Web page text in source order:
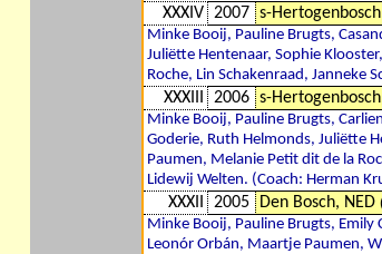
XXXIV 2007 s-
Minke Booij, Pauline Brugts,
Juliëtte Hentenaar, Sophie
Roche, Lin Schakenraad, Janneke
XXXIII 2006 s-
Minke Booij, Pauline Brugts,
Goderie, Ruth Helmonds, Juliëtte
Paumen, Melanie Petit dit de la
Lidewij Welten. (Coach: Herman
XXXII 2005 Den Bosch, NED
Minke Booij, Pauline Brugts, Emily
Leonór Orbán, Maartje Paumen,